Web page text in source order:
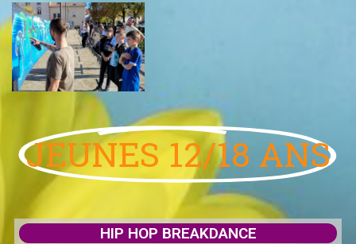
JEUNES 12/18 ANS
HIP HOP BREAKDANCE